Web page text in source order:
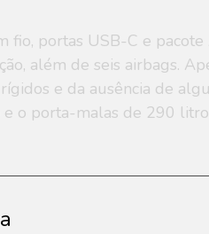
fio, portas USB-C e
além de seis airbags.
e da ausência de
o porta-malas de 290